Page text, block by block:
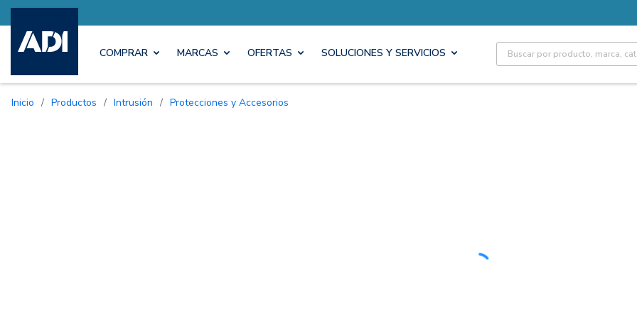
COMPRAR MARCAS OFERTAS SOLUCIONES Y SERVICIOS Site Search
Inicio / Productos / Intrusión / Protecciones y Accesorios